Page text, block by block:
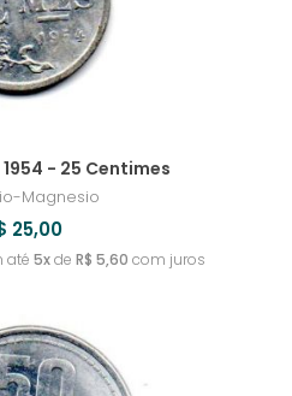
- 25 Centimes
Magnesio
25,00
até 5xde R$ 5,60 com juros